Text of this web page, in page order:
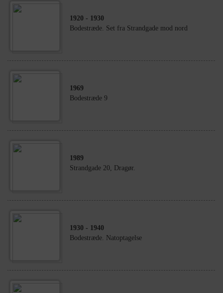
1920 - 1930
Bodestræde. Set fra Strandgade mod nord
1969
Bodestræde 9
1989
Strandgade 20, Dragør.
1930 - 1940
Bodestræde. Natoptagelse